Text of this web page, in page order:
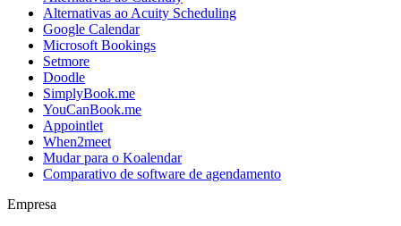
Alternativas ao Acuity Scheduling
Google Calendar
Microsoft Bookings
Setmore
Doodle
SimplyBook.me
YouCanBook.me
Appointlet
When2meet
Mudar para o Koalendar
Comparativo de software de agendamento
Empresa